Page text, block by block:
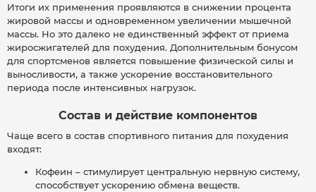
Итоги их применения проявляются в снижении процента
жировой массы и одновременном увеличении мышечной
массы. Но это далеко не единственный эффект от приема
жиросжигателей для похудения. Дополнительным бонусом
для спортсменов является повышение физической силы и
выносливости, а также ускорение восстановительного
периода после интенсивных нагрузок.
Состав и действие компонентов
Чаще всего в состав спортивного питания для похудения
входят:
Кофеин – стимулирует центральную нервную систему,
способствует ускорению обмена веществ.